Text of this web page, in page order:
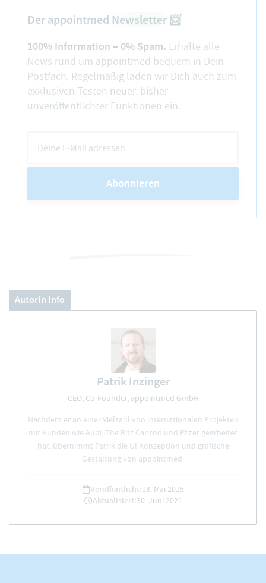
Der appointmed Newsletter📨
100% Information – 0% Spam. Erhalte alle
News rund um appointmed bequem in Dein
Postfach. Regelmäßig laden wir Dich auch zum
exklusiven Testen neuer, bisher
unveröffentlichter Funktionen ein.
Abonnieren
AutorIn Info
Patrik Inzinger
CEO, Co-Founder, appointmed GmbH
Nachdem er an einer Vielzahl von internationalen Projekten
mit Kunden wie Audi, The Ritz Carlton und Pfizer gearbeitet
hat, übernimmt Patrik die UI Konzeption und grafische
Gestaltung von appointmed.
Veröffentlicht:18. Mai 2015
Aktualisiert:30. Juni 2021